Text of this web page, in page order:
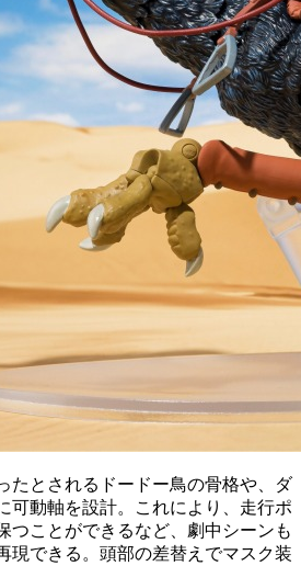
たとされるドードー鳥の骨格や、ダ
可動軸を設計。これにより、走行ポ
つことができるなど、劇中シーンも
現できる。頭部の差替えでマスク装